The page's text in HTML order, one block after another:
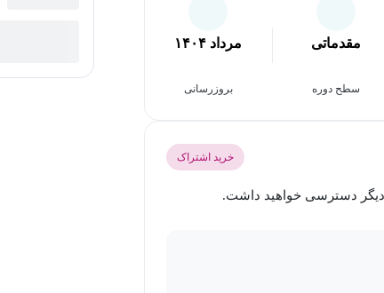
مقدماتی
سطح دوره بروزرسانی
مرداد ۱۴۰۴
خرید اشتراک